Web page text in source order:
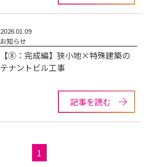
2026.01.09
お知らせ
【⑧：完成編】狭小地×特殊建築の
テナントビル工事
記事を読む
1